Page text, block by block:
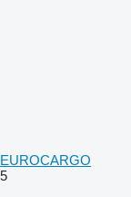
EUROCARGO
5